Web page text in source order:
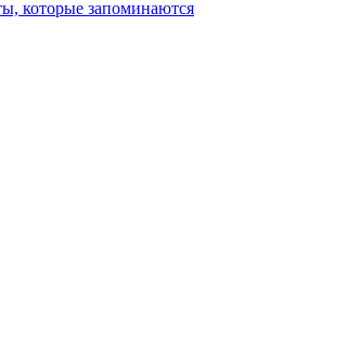
которые запоминаются